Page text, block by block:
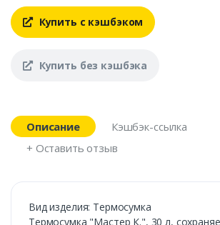
Купить с кэшбэком
Купить без кэшбэка
Описание
Кэшбэк-ссылка
+ Оставить отзыв
Вид изделия: Термосумка
Термосумка "Мастер К.", 30 л,